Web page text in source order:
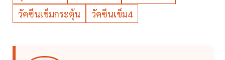
วัคซีนเข็มกระตุ้น
วัคซีนเข็ม4